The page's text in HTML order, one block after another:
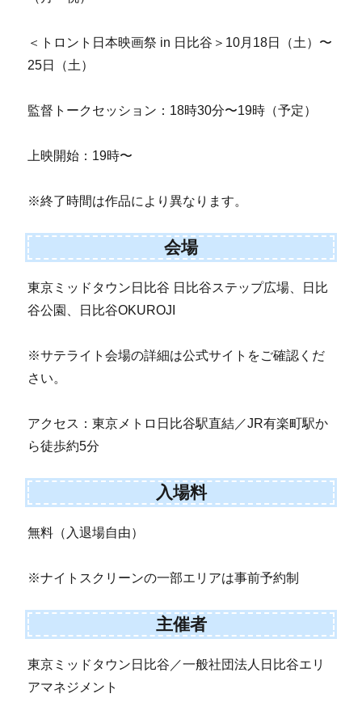
＜トロント日本映画祭 in 日比谷＞10月18日（土）〜
25日（土）
監督トークセッション：18時30分〜19時（予定）
上映開始：19時〜
※終了時間は作品により異なります。
会場
東京ミッドタウン日比谷 日比谷ステップ広場、日比
谷公園、日比谷OKUROJI
※サテライト会場の詳細は公式サイトをご確認くだ
さい。
アクセス：東京メトロ日比谷駅直結／JR有楽町駅か
ら徒歩約5分
入場料
無料（入退場自由）
※ナイトスクリーンの一部エリアは事前予約制
主催者
東京ミッドタウン日比谷／一般社団法人日比谷エリ
アマネジメント